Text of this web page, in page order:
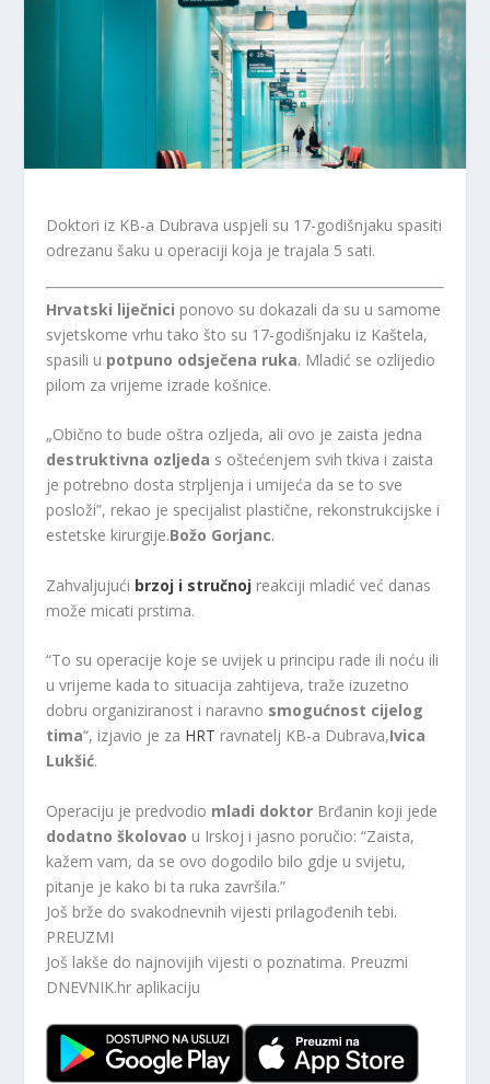
Doktori iz KB-a Dubrava uspjeli su 17-godišnjaku spasiti
odrezanu šaku u operaciji koja je trajala 5 sati.
Hrvatski liječnici ponovo su dokazali da su u samome
svjetskome vrhu tako što su 17-godišnjaku iz Kaštela,
spasili u potpuno odsječena ruka. Mladić se ozlijedio
pilom za vrijeme izrade košnice.
„Obično to bude oštra ozljeda, ali ovo je zaista jedna
destruktivna ozljeda s oštećenjem svih tkiva i zaista
je potrebno dosta strpljenja i umijeća da se to sve
posloži”, rekao je specijalist plastične, rekonstrukcijske i
estetske kirurgije.Božo Gorjanc.
Zahvaljujući brzoj i stručnoj reakciji mladić već danas
može micati prstima.
“To su operacije koje se uvijek u principu rade ili noću ili
u vrijeme kada to situacija zahtijeva, traže izuzetno
dobru organiziranost i naravno smogućnost cijelog
tima“, izjavio je za HRT ravnatelj KB-a Dubrava,Ivica
Lukšić.
Operaciju je predvodio mladi doktor Brđanin koji jede
dodatno školovao u Irskoj i jasno poručio: “Zaista,
kažem vam, da se ovo dogodilo bilo gdje u svijetu,
pitanje je kako bi ta ruka završila.”
Još brže do svakodnevnih vijesti prilagođenih tebi.
PREUZMI
Još lakše do najnovijih vijesti o poznatima. Preuzmi
DNEVNIK.hr aplikaciju